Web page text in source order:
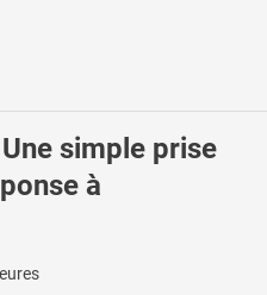
Une simple prise
à